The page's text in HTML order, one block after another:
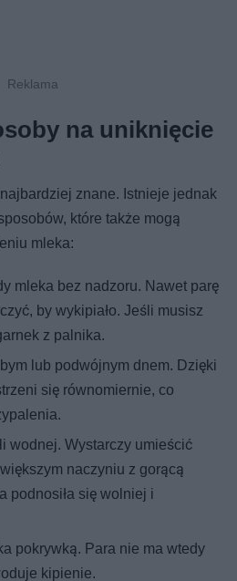
na uniknięcie
znane. Istnieje jednak
które także mogą
mleka:
mleka bez nadzoru. Nawet parę
by wykipiało. Jeśli musisz
z palnika.
lub podwójnym dnem. Dzięki
się równomiernie, co
wodnej. Wystarczy umieścić
naczyniu z gorącą
podnosiła się wolniej i
pokrywką. Para nie ma wtedy
kipienie.